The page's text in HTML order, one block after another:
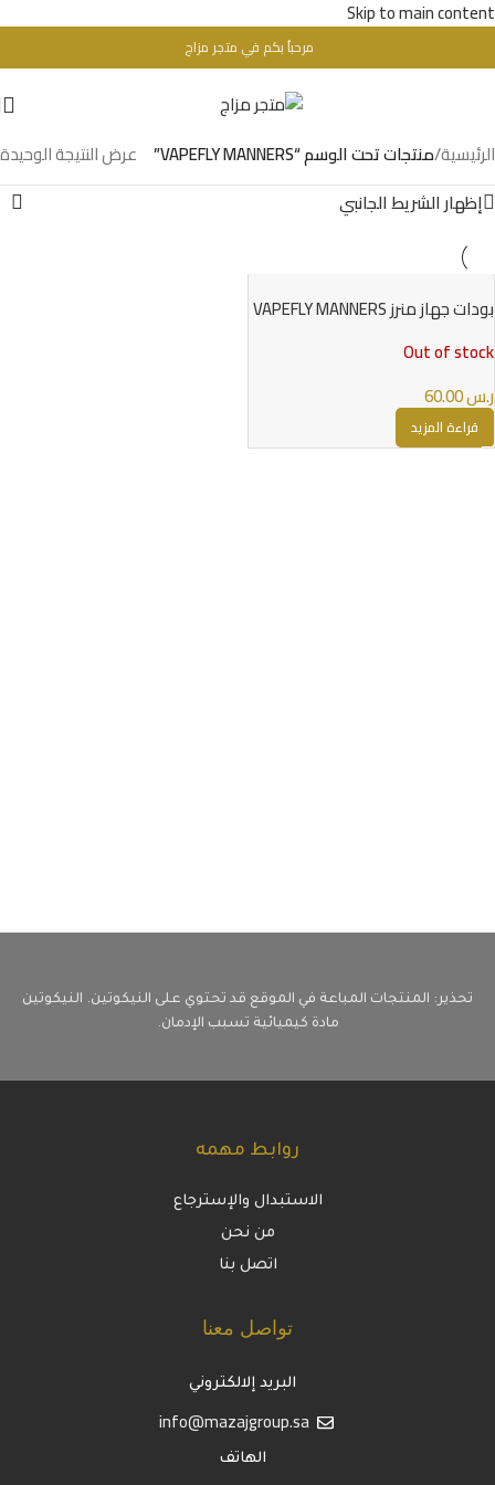
Skip to main content
تحذير : للبالغين فقط + 18 عام - WARINIG : Not For Sale For Minors
مرحباُ بكم في متجر مزاج
الرئيسية/منتجات تحت الوسم “VAPEFLY MANNERS”
عرض النتيجة الوحيدة
إظهار الشريط الجانبي
بودات جهاز منرز VAPEFLY MANNERS
Out of stock
ر.س
قراءة المزيد
تحذير: المنتجات المباعة في الموقع قد تحتوي على النيكوتين. النيكوتين
مادة كيميائية تسبب الإدمان.
روابط مهمه
الاستبدال والإسترجاع
من نحن
اتصل بنا
تواصل معنا
البريد إلالكتروني
info@mazajgroup.sa
الهاتف